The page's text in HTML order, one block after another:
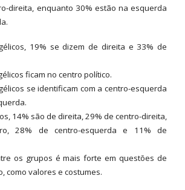
direita, enquanto 30% estão na esquerda
19% se dizem de direita e 33% de
ficam no centro político.
se identificam com a centro-esquerda
14% são de direita, 29% de centro-direita,
28% de centro-esquerda e 11% de
os grupos é mais forte em questões de
como valores e costumes.